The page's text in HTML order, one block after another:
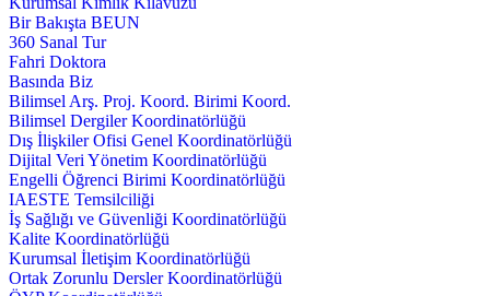
Bir Bakışta BEUN
360 Sanal Tur
Fahri Doktora
Basında Biz
Bilimsel Arş. Proj. Koord. Birimi Koord.
Bilimsel Dergiler Koordinatörlüğü
Dış İlişkiler Ofisi Genel Koordinatörlüğü
Dijital Veri Yönetim Koordinatörlüğü
Engelli Öğrenci Birimi Koordinatörlüğü
IAESTE Temsilciliği
İş Sağlığı ve Güvenliği Koordinatörlüğü
Kalite Koordinatörlüğü
Kurumsal İletişim Koordinatörlüğü
Ortak Zorunlu Dersler Koordinatörlüğü